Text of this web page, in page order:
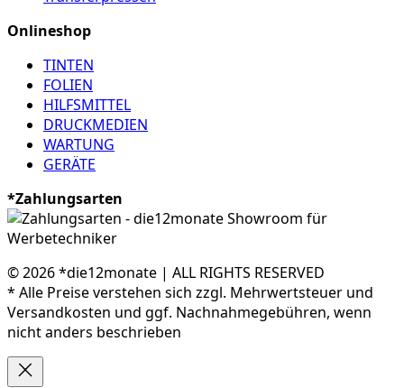
Onlineshop
TINTEN
FOLIEN
HILFSMITTEL
DRUCKMEDIEN
WARTUNG
GERÄTE
*Zahlungsarten
© 2026 *die12monate | ALL RIGHTS RESERVED
* Alle Preise verstehen sich zzgl. Mehrwertsteuer und
Versandkosten und ggf. Nachnahmegebühren, wenn
nicht anders beschrieben